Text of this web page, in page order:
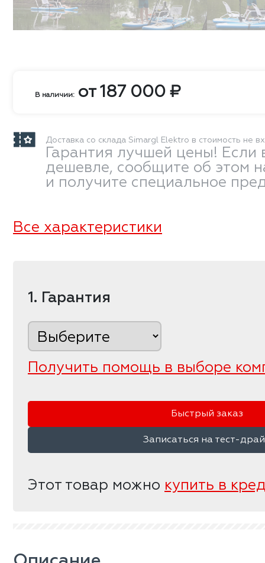
В наличии: от187 000 ₽
Доставка со склада Simargl Elektro в стоимость не
Гарантия лучшей цены! Если
дешевле, сообщите об этом
и получите специальное
Все характеристики
1. Гарантия
Получить помощь в выборе
Быстрый заказ
Записаться на тест-
Этот товар можно купить в